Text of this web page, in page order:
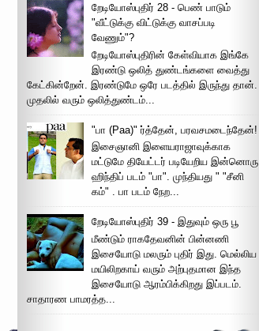
றேடியோஸ்புதிர் 28 - பெண் பாடும்
"வீட்டுக்கு விட்டுக்கு வாசப்படி
வேணும்"?
றேடியோஸ்புதிரின் கேள்வியாக இங்கே
இரண்டு ஒலித் துண்டங்களை வைத்து
கேட்கின்றேன். இரண்டுமே ஒரே படத்தில் இருந்து தான்.
முதலில் வரும் ஒலித்துண்டம்...
"பா (Paa)" ர்த்தேன், பரவசமடைந்தேன்!
இசைஞானி இளையராஜாவுக்காக
மட்டுமே தியேட்டர் படியேறிய இன்னொரு
ஹிந்திப் படம் "பா". முந்தியது " "சீனி
கம்" . பா படம் நேற...
றேடியோஸ்புதிர் 39 - இதுவும் ஒரு பூ
மீண்டும் ராகதேவனின் பின்னணி
இசையோடு மலரும் புதிர் இது. மெல்லிய
மயிலிறகாய் வரும் அற்புதமான இந்த
இசையோடு ஆரம்பிக்கிறது இப்படம்.
சாதாரண பாமரத்த...